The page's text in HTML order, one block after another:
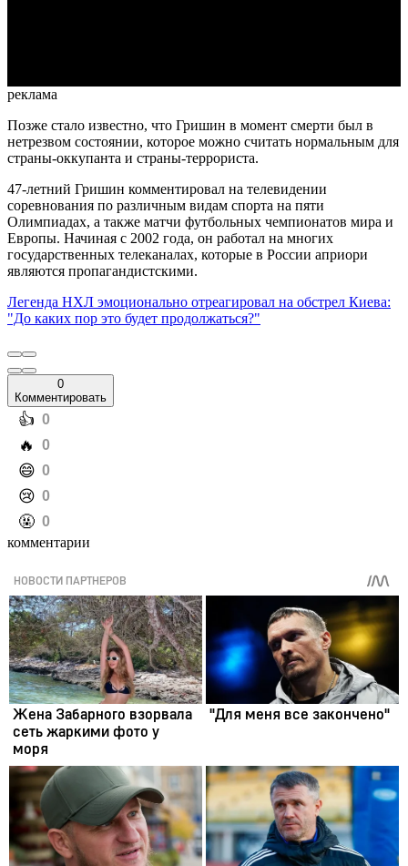
реклама
Позже стало известно, что Гришин в момент смерти был в
нетрезвом состоянии, которое можно считать нормальным для
страны-оккупанта и страны-террориста.
47-летний Гришин комментировал на телевидении
соревнования по различным видам спорта на пяти
Олимпиадах, а также матчи футбольных чемпионатов мира и
Европы. Начиная с 2002 года, он работал на многих
государственных телеканалах, которые в России априори
являются пропагандистскими.
Легенда НХЛ эмоционально отреагировал на обстрел Киева:
"До каких пор это будет продолжаться?"
0
Комментировать
️👍 0
️🔥 0
️😄 0
️😢 0
️🤬 0
комментарии